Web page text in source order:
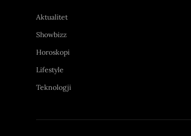
Aktualitet
Showbizz
Horoskopi
Lifestyle
Teknologji